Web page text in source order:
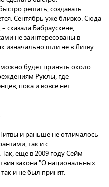
решать, создавать
Сентябрь уже близко. Сюда
сказала Бабраускене,
не заинтересованы в
изначально шли не в Литву.
будет принять около
Руклы, где
пока и вовсе нет
и раньше не отличалось
так и с
еще в 2009 году Сейм
закона "О национальных
и не был принят.